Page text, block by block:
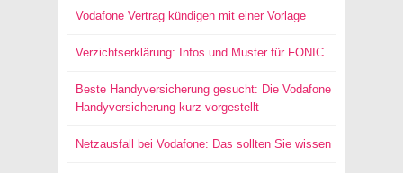
Vodafone Vertrag kündigen mit einer Vorlage
Verzichtserklärung: Infos und Muster für FONIC
Beste Handyversicherung gesucht: Die Vodafone
Handyversicherung kurz vorgestellt
Netzausfall bei Vodafone: Das sollten Sie wissen